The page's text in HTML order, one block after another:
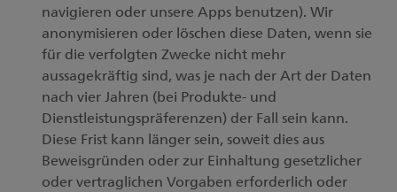
navigieren oder unsere Apps benutzen). Wir
anonymisieren oder löschen diese Daten, wenn sie
für die verfolgten Zwecke nicht mehr
aussagekräftig sind, was je nach der Art der Daten
nach vier Jahren (bei Produkte- und
Dienstleistungspräferenzen) der Fall sein kann.
Diese Frist kann länger sein, soweit dies aus
Beweisgründen oder zur Einhaltung gesetzlicher
oder vertraglichen Vorgaben erforderlich oder